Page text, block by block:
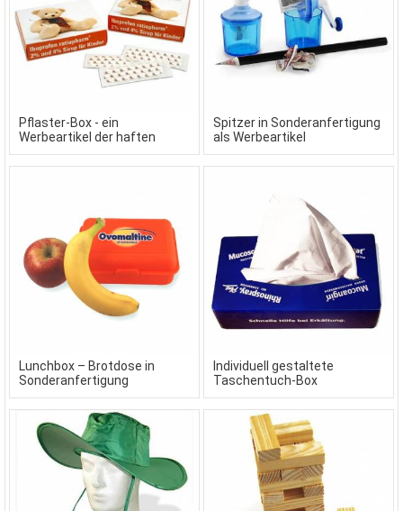
Pflaster-Box - ein
Werbeartikel der haften
bleibt
Spitzer in Sonderanfertigung
als Werbeartikel
Lunchbox – Brotdose in
Sonderanfertigung
Individuell gestaltete
Taschentuch-Box